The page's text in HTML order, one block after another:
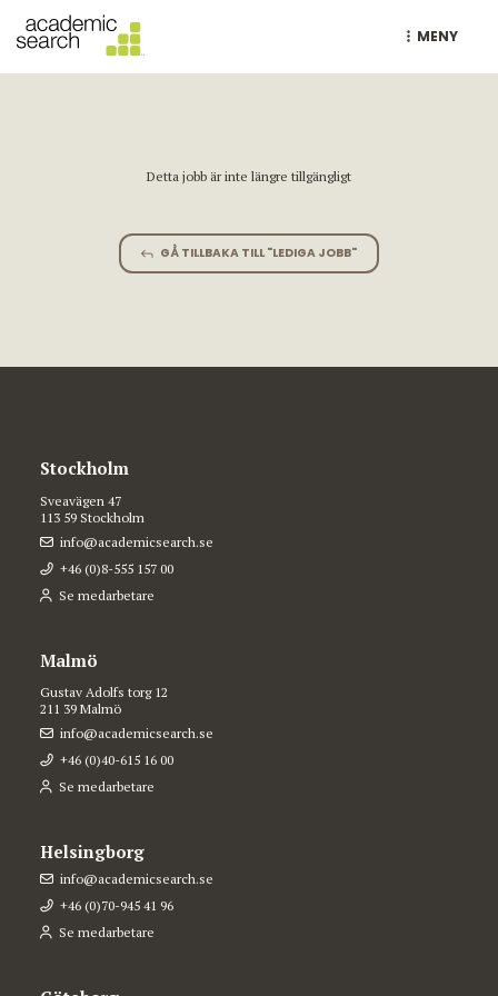
MENY
Detta jobb är inte längre tillgängligt
GÅ TILLBAKA TILL "LEDIGA JOBB"
Stockholm
Sveavägen 47
113 59 Stockholm
info@academicsearch.se
+46 (0)8-555 157 00
Se medarbetare
Malmö
Gustav Adolfs torg 12
211 39 Malmö
info@academicsearch.se
+46 (0)40-615 16 00
Se medarbetare
Helsingborg
info@academicsearch.se
+46 (0)70-945 41 96
Se medarbetare